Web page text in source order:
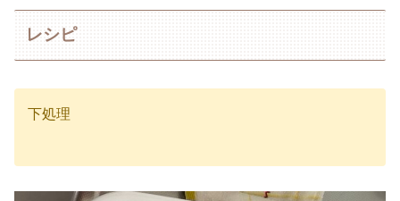
レシピ
下処理